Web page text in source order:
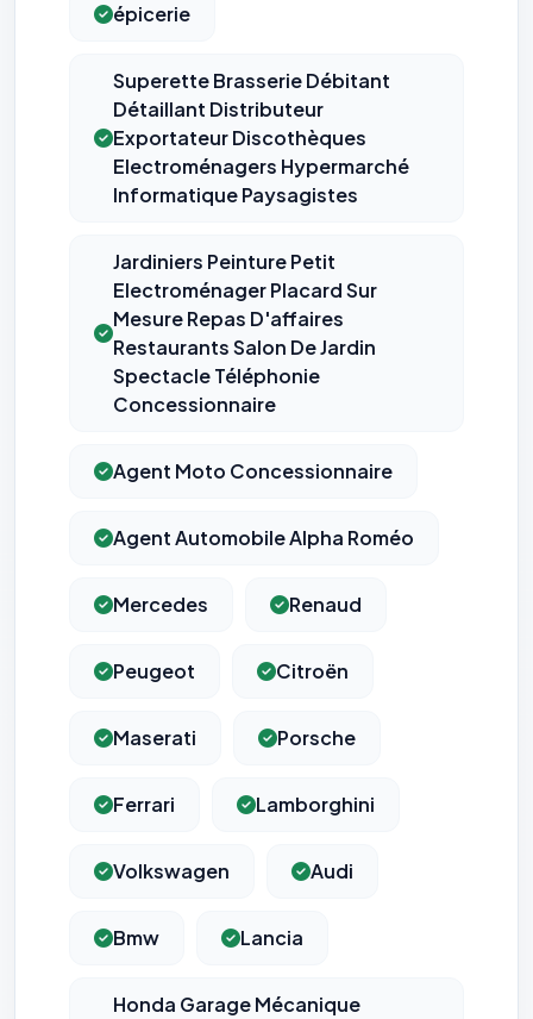
épicerie
Superette Brasserie Débitant
Détaillant Distributeur
Exportateur Discothèques
Electroménagers Hypermarché
Informatique Paysagistes
Jardiniers Peinture Petit
Electroménager Placard Sur
Mesure Repas D'affaires
Restaurants Salon De Jardin
Spectacle Téléphonie
Concessionnaire
Agent Moto Concessionnaire
Agent Automobile Alpha Roméo
Mercedes Renaud
Peugeot Citroën
Maserati Porsche
Ferrari Lamborghini
Volkswagen Audi
Bmw Lancia
Honda Garage Mécanique